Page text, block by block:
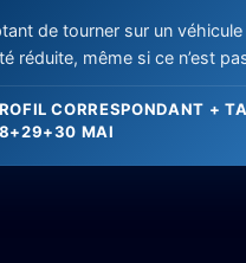
de tourner sur un
réduite, même si ce n’est
CORRESPONDANT +
MAI